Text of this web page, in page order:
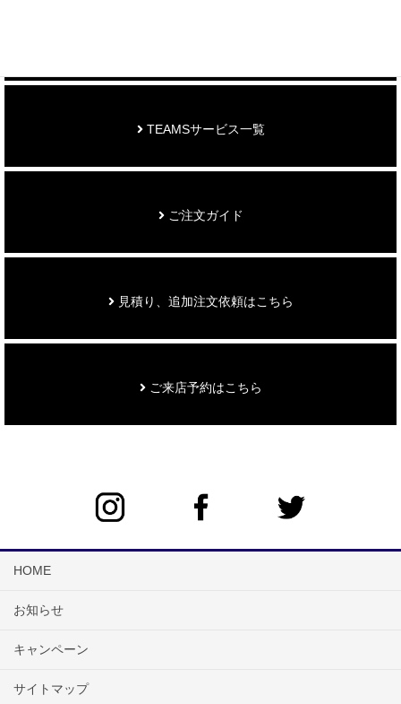
TEAMSサービス一覧
ご注文ガイド
見積り、追加注文依頼はこちら
ご来店予約はこちら
HOME
お知らせ
キャンペーン
サイトマップ